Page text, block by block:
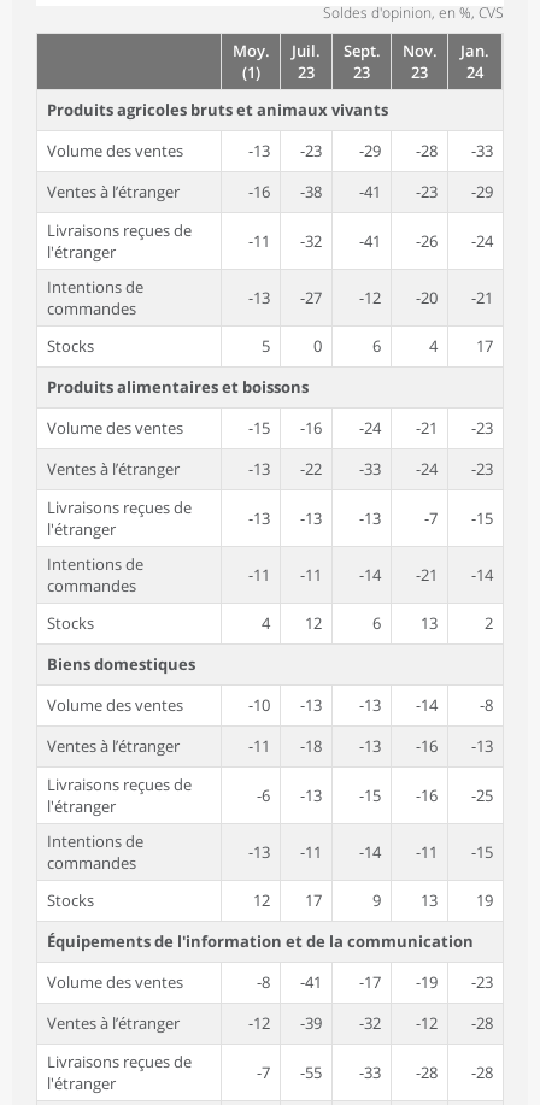
Soldes d'opinion, en %, CVS
Moy.
(1)
Juil.
23
Sept.
23
Nov.
23
Jan.
24
Produits agricoles bruts et animaux vivants
Volume des ventes
-13 -23 -29 -28
-33
Ventes à l’étranger
-16 -38 -41 -23
-29
Livraisons reçues de
l'étranger
-11 -32 -41 -26 -24
Intentions de
commandes
-13 -27 -12 -20 -21
Stocks 5 0 6 4
17
Produits alimentaires et boissons
Volume des ventes
-15 -16 -24 -21
-23
Ventes à l’étranger
-13 -22 -33 -24
-23
Livraisons reçues de
l'étranger
-13 -13 -13 -7 -15
Intentions de
commandes
-11 -11 -14 -21 -14
Stocks 4 12 6 13
2
Biens domestiques
Volume des ventes
-10 -13 -13 -14
-8
Ventes à l’étranger
-11 -18 -13 -16
-13
Livraisons reçues de
l'étranger
-6 -13 -15 -16 -25
Intentions de
commandes
-13 -11 -14 -11 -15
Stocks 12 17 9 13
19
Équipements de l'information et de la communication
Volume des ventes
-8 -41 -17 -19
-23
Ventes à l’étranger
-12 -39 -32 -12
-28
Livraisons reçues de
l'étranger
-7 -55 -33 -28 -28